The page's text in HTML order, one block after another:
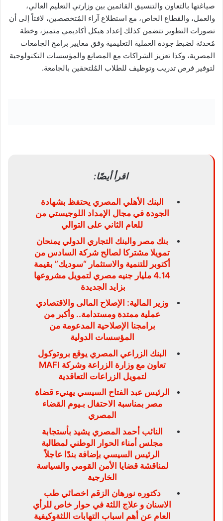
صياغتها بالتعاون والتنسيق القائمين بين وزارتي التعليم العالي،
والعمل، والقطاع الخاص، مع استطلاع آراء المُتخصصين، لافتاً إلى أن
تصورات التطوير تتضمن كذلك إعداد هيكل أكاديمي متميز، وخطة
مُحدثة لضبط جودة العملية التعليمية وفق معايير برامج الجامعات
المصرية، وكذا تعزيز الشراكات مع المصانع والمؤسسات التكنولوجية
لتوفير فرص تدريب وتوظيف للطلاب المُلتحقين بالجامعة.
اقرأ أيضًا:
البنك الأهلي المصري يحتفظ بشهادة
الجودة في مجال الإمداد اللوجيستي من
للعام الثاني على التوالي
بنك مصر والبنك التجاري الدولي يمنحان
تمويلا مشتركا لصالح شركة السادس من
أكتوبر للتنمية والاستثمار “سوديك” بقيمة
4.14 مليار جنيه مصري لتمويل مشروعها
بزايد الجديدة
وزير المالية: الإصلاح المالى والاقتصادي
عملية ممتدة ومستدامة.. وأكبر من
برامجنا الإصلاحية المدعومة من
المؤسسات الدولية
البنك الزراعي المصري يوقع بروتوكول
تعاون مع وزارة الزراعة وشركة MAFI
لتمويل الزراعات التعاقدية
الرئيس عبد الفتاح السيسي يهنيء قضاة
مصر بمناسبة الاحتفال بـيوم القضاء
المصري
النائب أحمد المصري يشيد بأستجابة
مجلس أمناء الحوار الوطني لمطالبة
الرئيس السيسي بإضافة بندًا عاجلاً
لمناقشة قضايا الأمن القومي والسياسة
الخارجية
دكتوره نورهان الزقم اخصائي طب
الاسنان و علاج اللثة في حوار خاص للرأي
العام عن أهم اسباب التهابات اللثةوكيفية